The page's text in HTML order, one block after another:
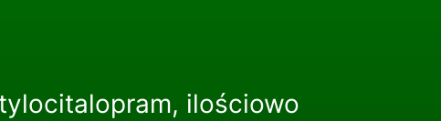
ilościowo